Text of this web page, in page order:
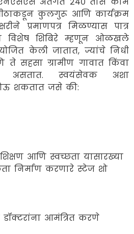
कुलगुरू आणि कार्यक्रम
प्रमाणपत्र मिळण्यास पात्र
विशेष शिबिरे म्हणून ओळखले
केली जातात, ज्यांचे निधी
सहसा ग्रामीण गावात किंवा
असतात. स्वयंसेवक अशा
शकतात जसे की:
आणि स्वच्छता यासारख्या
निर्माण करणारे स्टेज शो
डॉक्टरांना आमंत्रित करणे